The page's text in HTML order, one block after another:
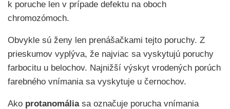
k poruche len v prípade defektu na oboch
chromozómoch.
Obvykle sú ženy len prenášačkami tejto poruchy. Z
prieskumov vyplýva, že najviac sa vyskytujú poruchy
farbocitu u belochov. Najnižší výskyt vrodených porúch
farebného vnímania sa vyskytuje u černochov.
Ako protanomáliasa označuje porucha vnímania